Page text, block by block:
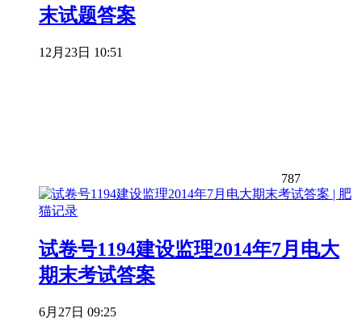
末试题答案
12月23日 10:51
787
试卷号1194建设监理2014年7月电大
期末考试答案
6月27日 09:25